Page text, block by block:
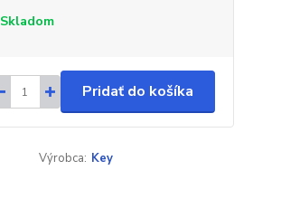
Skladom
Pridať do košíka
Výrobca: Key